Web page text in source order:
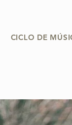
CICLO DE